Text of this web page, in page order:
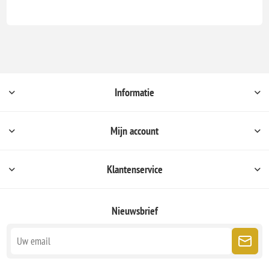
Informatie
Mijn account
Klantenservice
Nieuwsbrief